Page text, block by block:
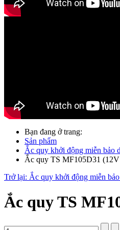
Bạn đang ở trang:
Sản phẩm
Ắc quy khởi động miễn bảo
Ắc quy TS MF105D31
Trở lại: Ắc quy khởi động miễn
Ắc quy TS